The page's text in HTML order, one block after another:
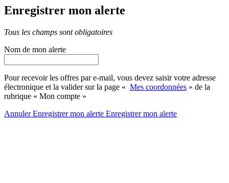
Enregistrer mon alerte
Tous les champs sont obligatoires
Nom de mon alerte
Pour recevoir les offres par e-mail, vous devez saisir votre adresse
électronique et la valider sur la page « Mes coordonnées » de la
rubrique « Mon compte »
AnnulerEnregistrer mon alerte Enregistrermon alerte